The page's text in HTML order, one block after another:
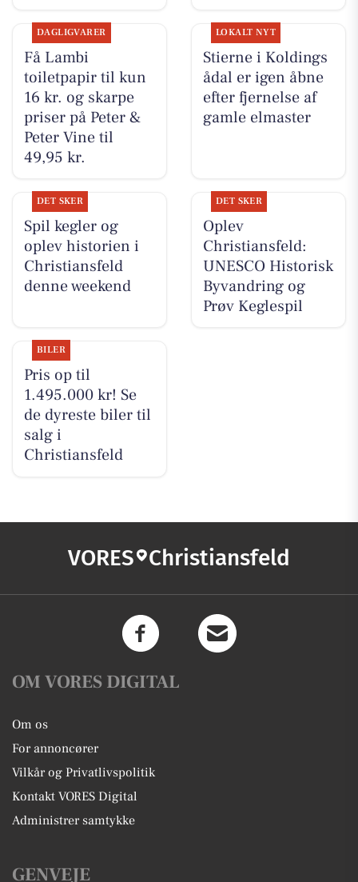
DAGLIGVARER
Få Lambi
toiletpapir til kun
16 kr. og skarpe
priser på Peter &
Peter Vine til
49,95 kr.
LOKALT NYT
Stierne i Koldings
ådal er igen åbne
efter fjernelse af
gamle elmaster
DET SKER
Spil kegler og
oplev historien i
Christiansfeld
denne weekend
DET SKER
Oplev
Christiansfeld:
UNESCO Historisk
Byvandring og
Prøv Keglespil
BILER
Pris op til
1.495.000 kr! Se
de dyreste biler til
salg i
Christiansfeld
VORES Christiansfeld
OM VORES DIGITAL
Om os
For annoncører
Vilkår og Privatlivspolitik
Kontakt VORES Digital
Administrer samtykke
GENVEJE